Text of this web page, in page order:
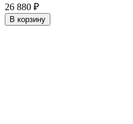
26 880 ₽
В корзину